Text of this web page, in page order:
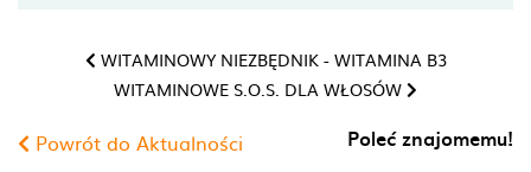
WITAMINOWY NIEZBĘDNIK - WITAMINA B3
WITAMINOWE S.O.S. DLA WŁOSÓW
Powrót do Aktualności Poleć znajomemu!